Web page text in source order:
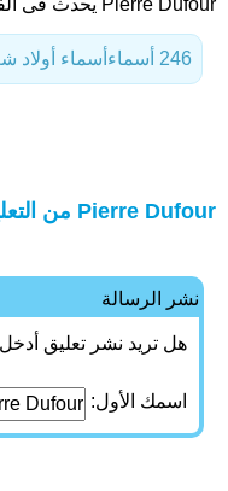
Pierre Dufour يحدث فى الفئات التالية
أسماء أولاد 246 أسماء
Pierre Dufour من التعليقات
نشر الرسالة
هل تريد نشر تعليق
اسمك الأول: